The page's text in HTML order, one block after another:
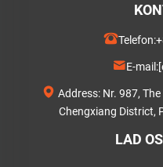
Telefon:
E-mail:
Address: Nr. 987,
Chengxiang District,
LAD